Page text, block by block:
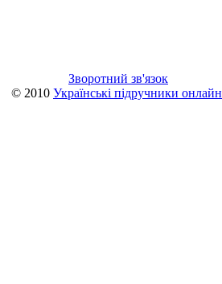
Зворотний зв'язок
© 2010 Українські підручники онлайн